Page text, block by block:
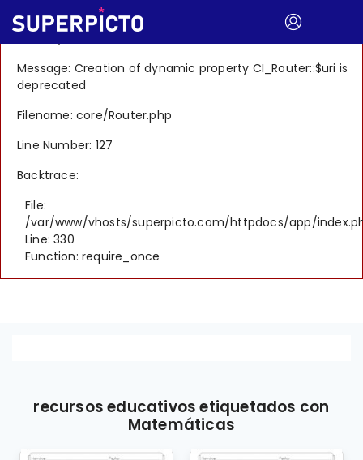
A PHP Error was encountered
Message: Creation of dynamic property CI_Router::$uri is
deprecated
Filename: core/Router.php
Line Number: 127
Backtrace:
File:
/var/www/vhosts/superpicto.com/httpdocs/app/
Line: 330
Function: require_once
recursos educativos etiquetados con
Matemáticas